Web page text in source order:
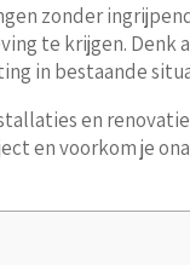
zonder
te krijgen. Denk
in bestaande
en
en voorkom je